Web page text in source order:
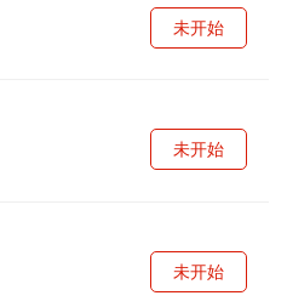
未开始
未开始
未开始